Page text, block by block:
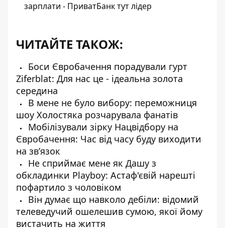
зарплати - ПриватБанк тут лідер
ЧИТАЙТЕ ТАКОЖ:
Боси Євробачення порадували гурт
Ziferblat: Для нас це - ідеальна золота
середина
В мене не було вибору: переможниця
шоу Холостяка розчарувала фанатів
Мобілізували зірку Нацвідбору на
Євробачення: Час від часу буду виходити
на звʼязок
Не сприймає мене як Дашу з
обкладинки Playboy: Астаф'євій нарешті
пофартило з чоловіком
Він думає що навколо дебіли: відомий
телеведучий ошелешив сумою, якої йому
вистачить на життя